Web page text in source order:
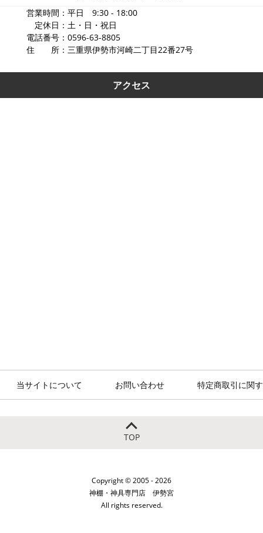
営業時間：平日 9:30 - 18:00
定休日：土・日・祝日
電話番号：0596-63-8805
住 所：三重県伊勢市河崎二丁目22番27号
アクセス
当サイトについて お問い合わせ 特定商取引に関
TOP
Copyright © 2005 - 2026
神棚・神具専門店 伊勢宮
All rights reserved.